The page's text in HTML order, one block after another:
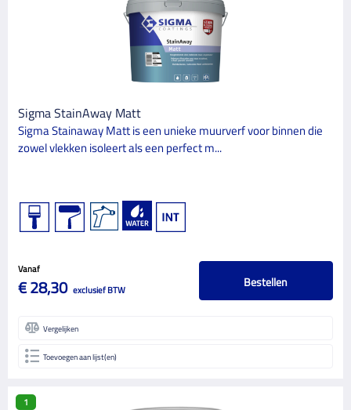
Sigma StainAway Matt
Sigma Stainaway Matt is een unieke muurverf voor binnen die
zowel vlekken isoleert als een perfect m...
Vanaf
€ 28,30 exclusief BTW Bestellen
Vergelijken
Toevoegen aan lijst(en)
1